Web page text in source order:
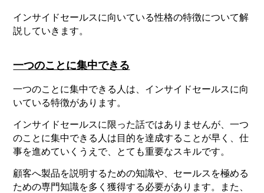
インサイドセールスに向いている性格の特徴について解
説していきます。
一つのことに集中できる
一つのことに集中できる人は、インサイドセールスに向
いている特徴があります。
インサイドセールスに限った話ではありませんが、一つ
のことに集中できる人は目的を達成することが早く、仕
事を進めていくうえで、とても重要なスキルです。
顧客へ製品を説明するための知識や、セールスを極める
ための専門知識を多く獲得する必要があります。また、